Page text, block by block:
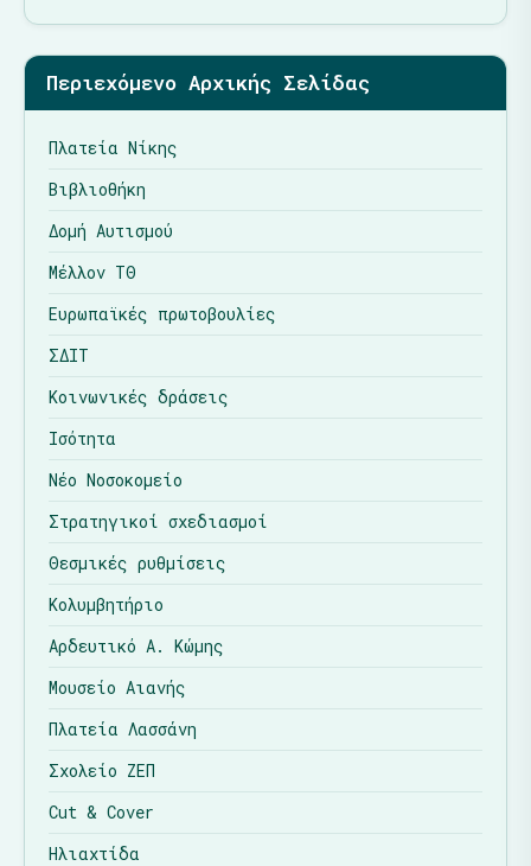
Περιεχόμενο Αρχικής Σελίδας
Πλατεία Νίκης
Βιβλιοθήκη
Δομή Αυτισμού
Μέλλον ΤΘ
Ευρωπαϊκές πρωτοβουλίες
ΣΔΙΤ
Κοινωνικές δράσεις
Ισότητα
Νέο Νοσοκομείο
Στρατηγικοί σχεδιασμοί
Θεσμικές ρυθμίσεις
Κολυμβητήριο
Αρδευτικό Α. Κώμης
Μουσείο Αιανής
Πλατεία Λασσάνη
Σχολείο ΖΕΠ
Cut & Cover
Ηλιαχτίδα